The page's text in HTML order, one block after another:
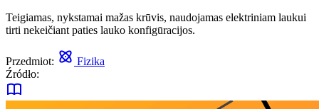
Teigiamas, nykstamai mažas krūvis, naudojamas elektriniam laukui
tirti nekeičiant paties lauko konfigūracijos.
Przedmiot:
Fizika
Źródło: